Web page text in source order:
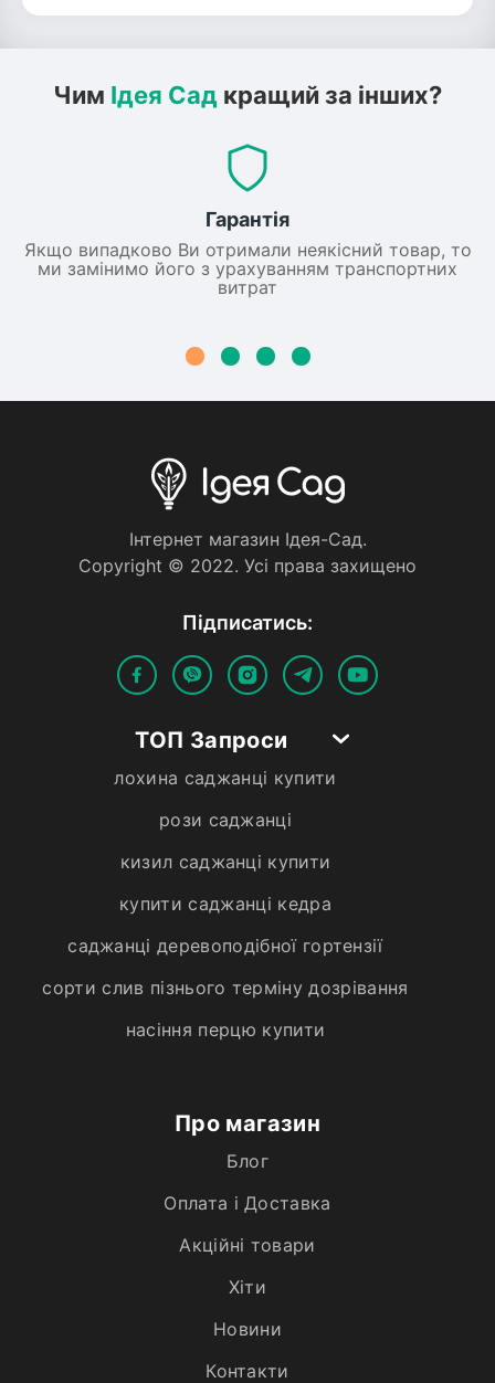
Чим Ідея Сад кращий за інших?
Гарантія
Якщо випадково Ви отримали неякісний товар, то
ми замінимо його з урахуванням транспортних
витрат
Iнтернет магазин Iдея-Сад.
Copyright © 2022. Усi права захищено
Пiдписатись:
ТОП Запроси
лохина саджанці купити
рози саджанці
кизил саджанці купити
купити саджанці кедра
саджанці деревоподібної гортензії
сорти слив пізнього терміну дозрівання
насіння перцю купити
Про магазин
Блог
Оплата і Доставка
Акційні товари
Хiти
Новини
Контакти